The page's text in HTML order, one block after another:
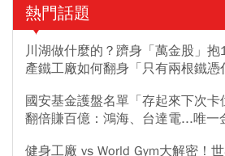
熱門話題
川湖做什麼的？躋身「萬金股」
產鐵工廠如何翻身「只有兩根鐵憑
國安基金護盤名單「存起來下次
翻倍賺百億：鴻海、台達電...唯一
健身工廠 vs World Gym大解密！